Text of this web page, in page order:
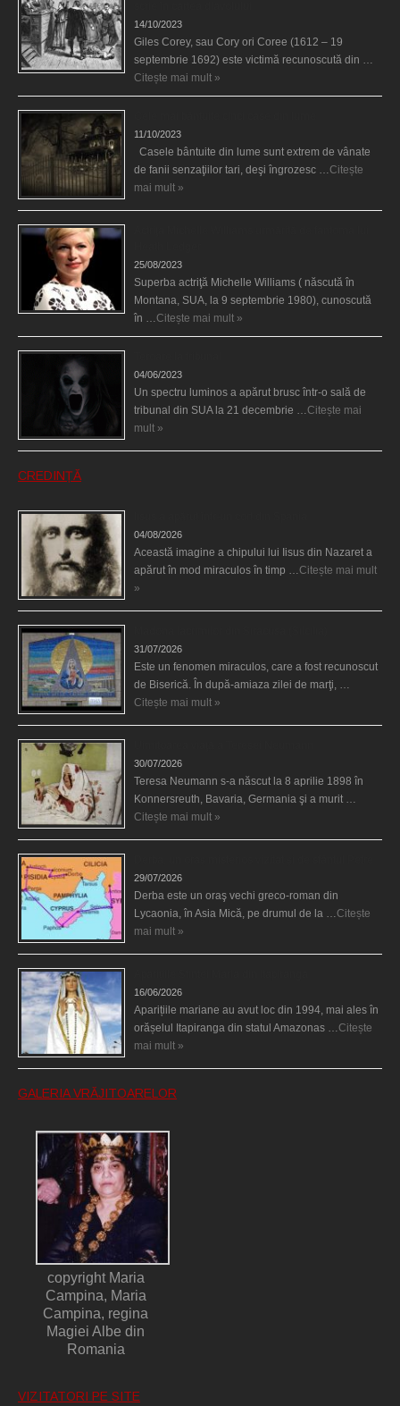
14/10/2023
Giles Corey, sau Cory ori Coree (1612 – 19
septembrie 1692) este victimă recunoscută din …
Citește mai mult »
11/10/2023
Casele bântuite din lume sunt extrem de vânate
de fanii senzaţiilor tari, deşi îngrozesc …Citește
mai mult »
25/08/2023
Superba actriţă Michelle Williams ( născută în
Montana, SUA, la 9 septembrie 1980), cunoscută
în …Citește mai mult »
04/06/2023
Un spectru luminos a apărut brusc într-o sală de
tribunal din SUA la 21 decembrie …Citește mai
mult »
CREDINȚĂ
04/08/2026
Această imagine a chipului lui Iisus din Nazaret a
apărut în mod miraculos în timp …Citește mai mult
»
31/07/2026
Este un fenomen miraculos, care a fost recunoscut
de Biserică. În după-amiaza zilei de marţi, …
Citește mai mult »
30/07/2026
Teresa Neumann s-a născut la 8 aprilie 1898 în
Konnersreuth, Bavaria, Germania şi a murit …
Citește mai mult »
29/07/2026
Derba este un oraş vechi greco-roman din
Lycaonia, în Asia Mică, pe drumul de la …Citește
mai mult »
16/06/2026
Aparițiile mariane au avut loc din 1994, mai ales în
orășelul Itapiranga din statul Amazonas …Citește
mai mult »
GALERIA VRĂJITOARELOR
copyright Maria
Campina, Maria
Campina, regina
Magiei Albe din
Romania
VIZITATORI PE SITE